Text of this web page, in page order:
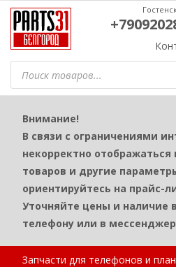
Поиск
товаров
Внимание!
В связи с ограничениями
некорректно
товаров и другие
ориентируйтесь на прайс-
Уточняйте цены и наличие
телефону или в
Запчасти для телефонов и